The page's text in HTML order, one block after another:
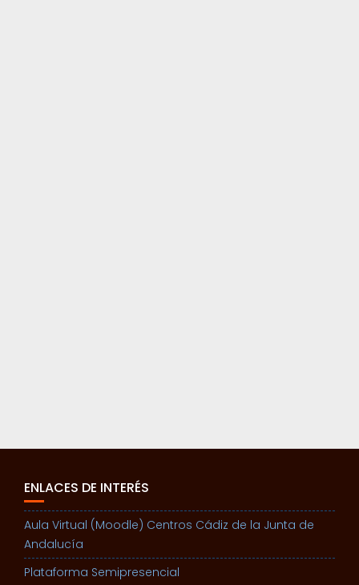
ENLACES DE INTERÉS
Aula Virtual (Moodle) Centros Cádiz de la Junta de
Andalucía
Plataforma Semipresencial